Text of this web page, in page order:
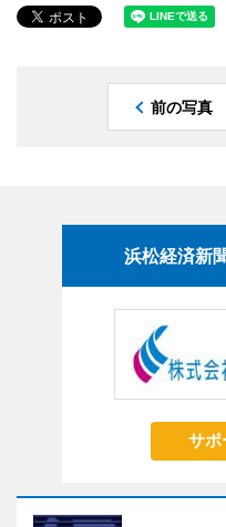
前の写真
浜松経済新
サポ